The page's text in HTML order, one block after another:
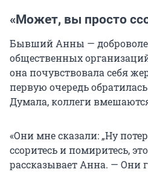
«Может, вы просто
Бывший Анны —
общественных
она почувствовала себя
первую очередь
Думала, коллеги
«Они мне сказали: „Ну
ссоритесь и помиритесь,
рассказывает Анна. — Они